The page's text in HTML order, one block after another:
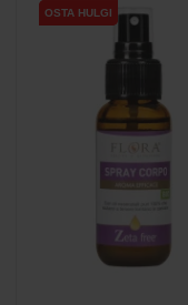
OSTA HULGI
OSTA HULGI